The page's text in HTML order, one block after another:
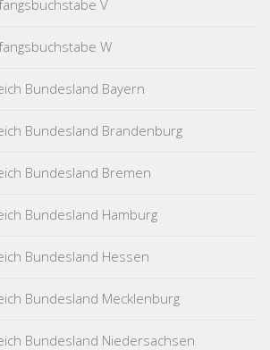
V
W
Bundesland Bayern
Bundesland Brandenburg
Bundesland Bremen
Bundesland Hamburg
Bundesland Hessen
Bundesland Mecklenburg
Bundesland Niedersachsen